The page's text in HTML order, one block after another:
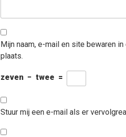
Mijn naam, e-mail en site bewaren
plaats.
zeven − twee =
Stuur mij een e-mail als er